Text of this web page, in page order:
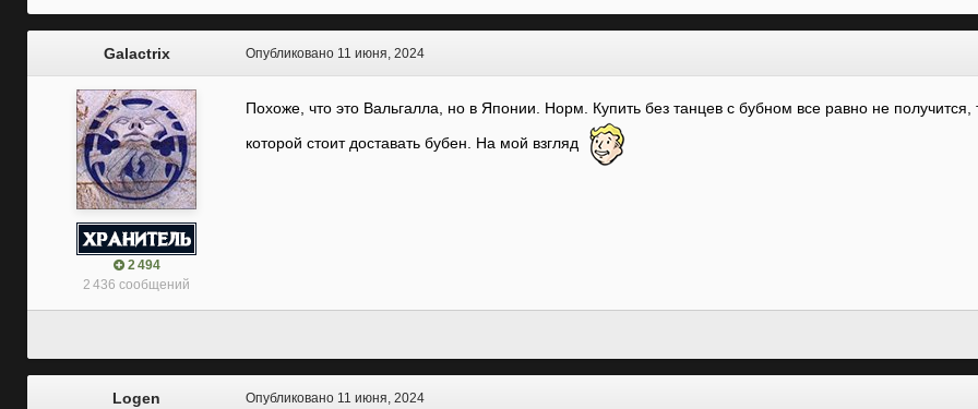
Galactrix
2 494
2 436 сообщений
Опубликовано 11 июня, 2024
Похоже, что это Вальгалла, но в Японии. Норм. Купить без танцев с бубном все равно не
которой стоит доставать бубен. На мой взгляд
Logen Опубликовано 11 июня, 2024